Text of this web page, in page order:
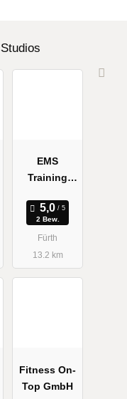
EMS
Training
Weber
Brigitte
2 Bew.
Fürth
13.2 km
Fitness On-
Top GmbH